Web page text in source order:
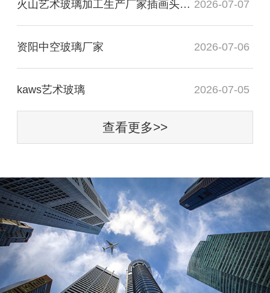
火山艺术玻璃加工生产厂家插画头像图 2026-07-07
资阳中空玻璃厂家 2026-07-06
kaws艺术玻璃 2026-07-05
查看更多>>